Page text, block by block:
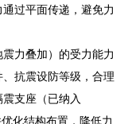
过平面传递，避免力
力叠加）的受力能力
抗震设防等级，合理
支座（已纳入
化结构布置，降低力